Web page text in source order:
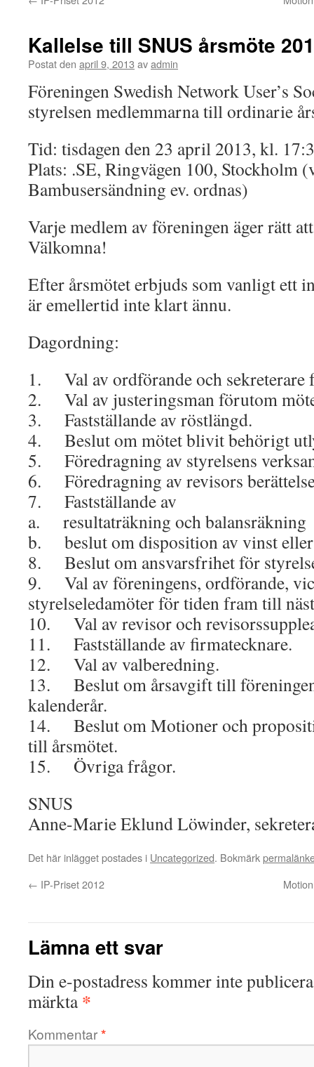
Kallelse till SNUS årsmöte
Postat den april 9, 2013 avadmin
Föreningen Swedish Network User’s
styrelsen medlemmarna till ordinarie
Tid: tisdagen den 23 april 2013, kl.
Plats: .SE, Ringvägen 100, Stockholm
Bambusersändning ev. ordnas)
Varje medlem av föreningen äger rätt
Välkomna!
Efter årsmötet erbjuds som vanligt ett
är emellertid inte klart ännu.
Dagordning:
1. Val av ordförande och sekreterare
2. Val av justeringsman förutom
3. Fastställande av röstlängd.
4. Beslut om mötet blivit behörigt
5. Föredragning av styrelsens
6. Föredragning av revisors
7. Fastställande av
a. resultaträkning och balansräkning
b. beslut om disposition av vinst
8. Beslut om ansvarsfrihet för
9. Val av föreningens, ordförande,
styrelseledamöter för tiden fram till
10. Val av revisor och
11. Fastställande av firmatecknare.
12. Val av valberedning.
13. Beslut om årsavgift till
kalenderår.
14. Beslut om Motioner och
till årsmötet.
15. Övriga frågor.
SNUS
Anne-Marie Eklund Löwinder,
Det här inlägget postades i Uncategorized. Bokmärk
← IP-Priset 2012
Lämna ett svar
Din e-postadress kommer inte
märkta*
Kommentar*